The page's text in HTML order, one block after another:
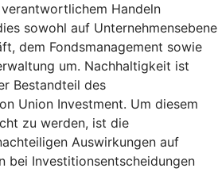
Handeln
sowohl auf Unternehmensebene
dem Fondsmanagement sowie
um. Nachhaltigkeit ist
Bestandteil des
Union Investment. Um diesem
zu werden, ist die
Auswirkungen auf
bei Investitionsentscheidungen